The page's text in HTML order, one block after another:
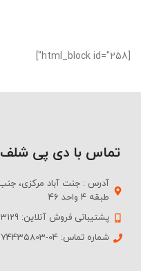
[html_block id="258"]
تماس با دی پی شلف
طبقه 4 واحد 46
پشتیبانی فروش آنلاین: 09108113129
شماره تماس: 04-02174435803